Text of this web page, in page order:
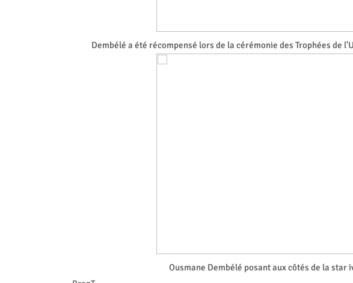
Dembélé a été récompensé lors de la cérémonie des Trophées de
Ousmane Dembélé posant aux côtés de la star